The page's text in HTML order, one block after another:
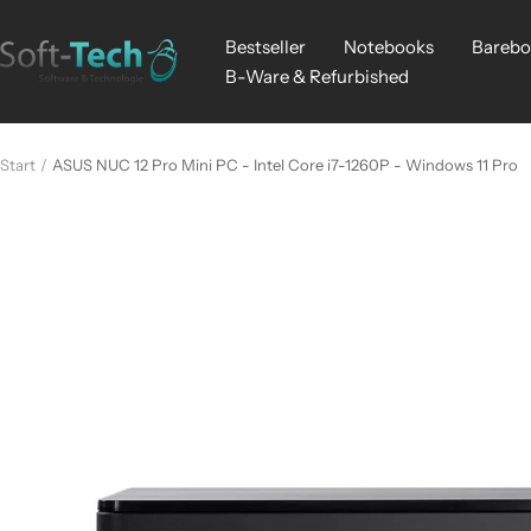
zum
Inhalt
Bestseller Notebooks
B-Ware & Refurbished
Soft-
Start ASUS NUC 12 Pro Mini PC - Intel Core i7-1260P - Windows 11 Pro